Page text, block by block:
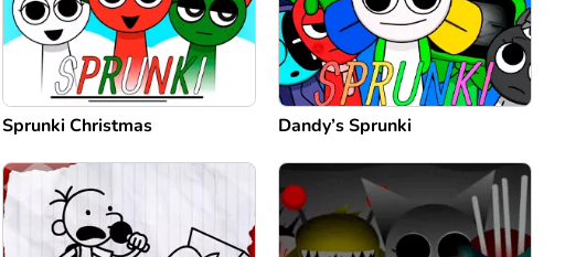
Sprunki Christmas Dandy’s Sprunki